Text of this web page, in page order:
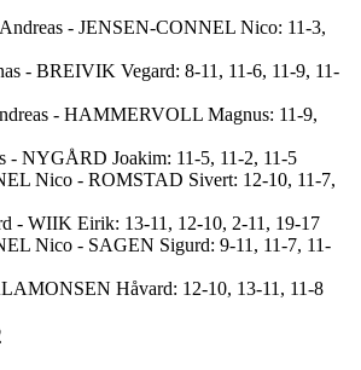
- JENSEN-CONNEL Nico: 11-3,
- BREIVIK Vegard: 8-11, 11-6, 11-9, 11-
- HAMMERVOLL Magnus: 11-9,
- NYGÅRD Joakim: 11-5, 11-2, 11-5
Nico - ROMSTAD Sivert: 12-10, 11-7,
- WIIK Eirik: 13-11, 12-10, 2-11, 19-17
Nico - SAGEN Sigurd: 9-11, 11-7, 11-
Håvard: 12-10, 13-11, 11-8